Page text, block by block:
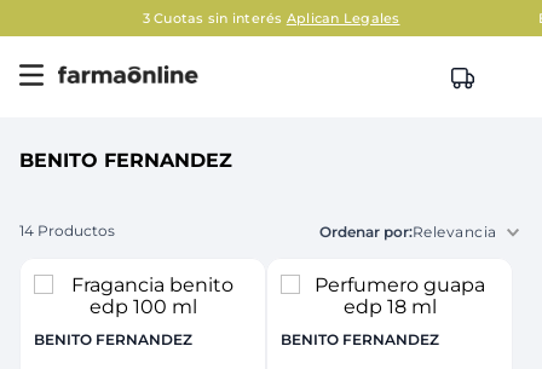
3 Cuotas sin interés Aplican Legales
BENITO FERNANDEZ
14 Productos Relevancia
BENITO FERNANDEZ BENITO FERNANDEZ